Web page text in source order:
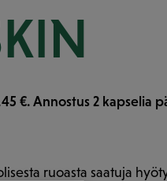
€. Annostus 2 kapselia
ruoasta saatuja